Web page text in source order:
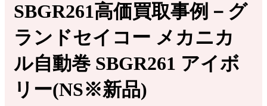
SBGR261高価買取事例－グ
ランドセイコー メカニカ
ル自動巻 SBGR261 アイボ
リー(NS※新品)